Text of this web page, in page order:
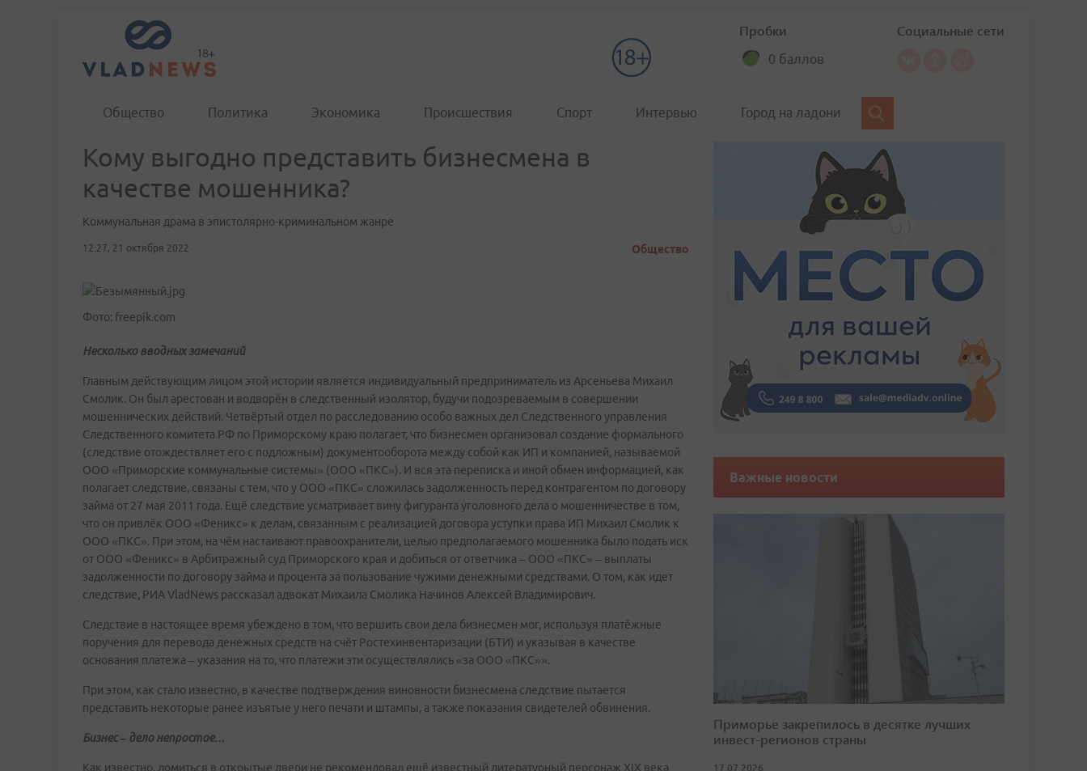
Пробки
0 баллов
Социальные сети
Общество Политика Экономика Происшествия Спорт Интервью Город на ладони
Кому выгодно представить бизнесмена в
качестве мошенника?
Коммунальная драма в эпистолярно-криминальном жанре
12:27, 21 октября 2022 Общество
Фото: freepik.com
Несколько вводных замечаний
Главным действующим лицом этой истории является индивидуальный предприниматель из Арсеньева Михаил
Смолик. Он был арестован и водворён в следственный изолятор, будучи подозреваемым в совершении
мошеннических действий. Четвёртый отдел по расследованию особо важных дел Следственного управления
Следственного комитета РФ по Приморскому краю полагает, что бизнесмен организовал создание формального
(следствие отождествляет его с подложным) документооборота между собой как ИП и компанией, называемой
ООО «Приморские коммунальные системы» (ООО «ПКС»). И вся эта переписка и иной обмен информацией, как
полагает следствие, связаны с тем, что у ООО «ПКС» сложилась задолженность перед контрагентом по договору
займа от 27 мая 2011 года. Ещё следствие усматривает вину фигуранта уголовного дела о мошенничестве в том,
что он привлёк ООО «Феникс» к делам, связанным с реализацией договора уступки права ИП Михаил Смолик к
ООО «ПКС». При этом, на чём настаивают правоохранители, целью предполагаемого мошенника было подать иск
от ООО «Феникс» в Арбитражный суд Приморского края и добиться от ответчика – ООО «ПКС» – выплаты
задолженности по договору займа и процента за пользование чужими денежными средствами. О том, как идет
следствие, РИА VladNews рассказал адвокат Михаила Смолика Начинов Алексей Владимирович.
Следствие в настоящее время убеждено в том, что вершить свои дела бизнесмен мог, используя платёжные
поручения для перевода денежных средств на счёт Ростехинвентаризации (БТИ) и указывая в качестве
основания платежа – указания на то, что платежи эти осуществлялись «за ООО «ПКС»».
При этом, как стало известно, в качестве подтверждения виновности бизнесмена следствие пытается
представить некоторые ранее изъятые у него печати и штампы, а также показания свидетелей обвинения.
Бизнес – дело непростое…
Как известно, ломиться в открытые двери не рекомендовал ещё известный литературный персонаж XIX века
Важные новости
Приморье закрепилось в десятке лучших
инвест-регионов страны
17.07.2026